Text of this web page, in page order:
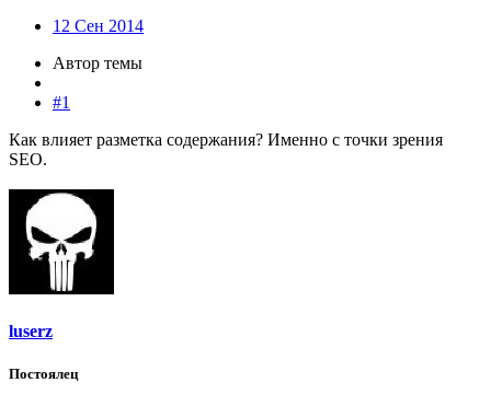
12 Сен 2014
Автор темы
#1
Как влияет разметка содержания? Именно с точки зрения
SEO.
luserz
Постоялец